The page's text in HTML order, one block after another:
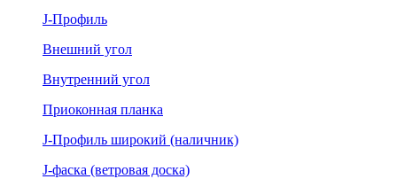
J-Профиль
Внешний угол
Внутренний угол
Приоконная планка
J-Профиль широкий (наличник)
J-фаска (ветровая доска)